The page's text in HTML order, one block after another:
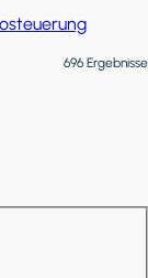
696 Ergebnisse